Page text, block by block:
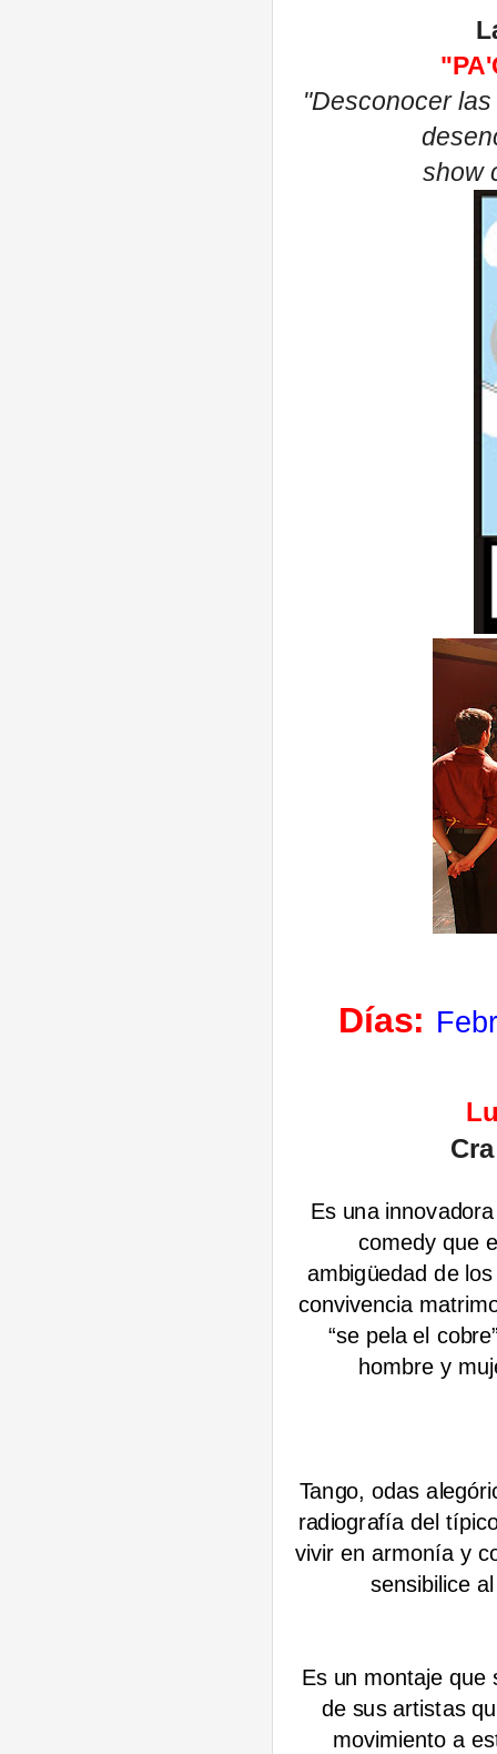
"Desconocer
show
Días:
Es una
comedy que
ambigüedad de
convivencia
“se pela el
hombre y
Tango, odas
radiografía del
vivir en armonía y
sensibilice
Es un montaje que
de sus artistas
movimiento a